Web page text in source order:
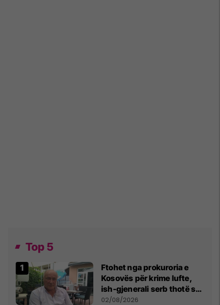
Top 5
Ftohet nga prokuroria e
Kosovës për krime lufte,
ish-gjenerali serb thotë se
dikush e tradhtoi në
02/08/2026